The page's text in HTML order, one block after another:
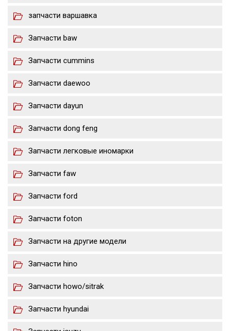
запчасти варшавка
Запчасти baw
Запчасти cummins
Запчасти daewoo
Запчасти dayun
Запчасти dong feng
Запчасти легковые иномарки
Запчасти faw
Запчасти ford
Запчасти foton
Запчасти на другие модели
Запчасти hino
Запчасти howo/sitrak
Запчасти hyundai